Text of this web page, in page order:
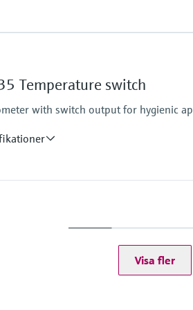
Temperature switch
with switch output for hygienic
Visa fler